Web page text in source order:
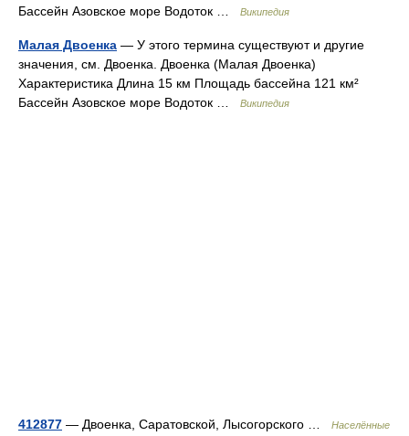
Бассейн Азовское море Водоток …
Википедия
Малая Двоенка — У этого термина существуют и другие
значения, см. Двоенка. Двоенка (Малая Двоенка)
Характеристика Длина 15 км Площадь бассейна 121 км²
Бассейн Азовское море Водоток …
Википедия
412877 — Двоенка, Саратовской, Лысогорского …
Населённые